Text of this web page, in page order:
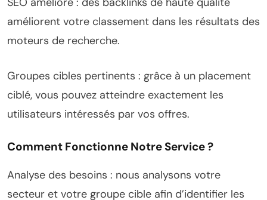
améliorent votre classement dans les résultats des
moteurs de recherche.
Groupes cibles pertinents : grâce à un placement
ciblé, vous pouvez atteindre exactement les
utilisateurs intéressés par vos offres.
Comment Fonctionne Notre Service ?
Analyse des besoins : nous analysons votre
secteur et votre groupe cible afin d’identifier les